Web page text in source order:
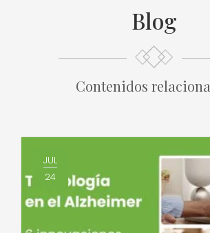
Blog
Contenidos
JUL
24